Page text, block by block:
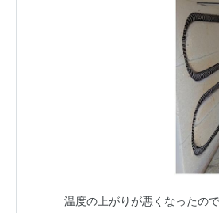
温度の上がりが悪くなったの